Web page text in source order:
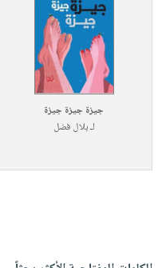
جيزة جيزة جيزة
لـبلال فضل